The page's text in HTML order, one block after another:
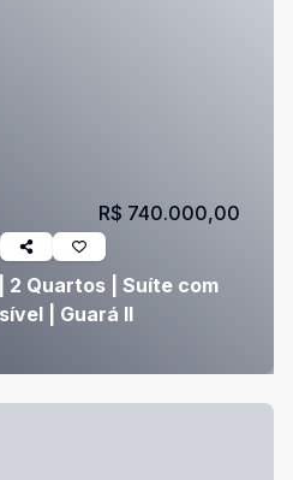
2 Quartos | Suíte com
| Guará II
R$ 740.000,00